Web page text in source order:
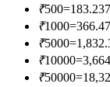
Informasi
Analisis data
₹500=
₹1000=
₹5000=
₹10000=
₹50000=